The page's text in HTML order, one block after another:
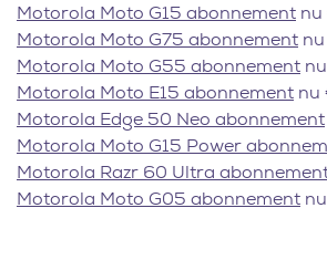
Motorola Moto G15 abonnement
Motorola Moto G75 abonnement
Motorola Moto G55 abonnement
Motorola Moto E15 abonnement nu
Motorola Edge 50 Neo abonnement
Motorola Moto G15 Power
Motorola Razr 60 Ultra
Motorola Moto G05 abonnement